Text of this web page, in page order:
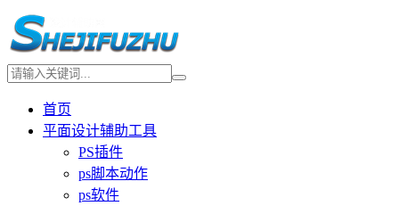
首页
平面设计辅助工具
PS插件
ps脚本动作
ps软件